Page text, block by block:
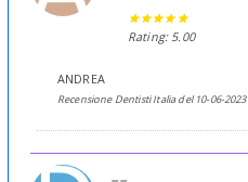
Rating: 5.00
ANDREA
Recensione Dentisti Italia del 10-06-2023